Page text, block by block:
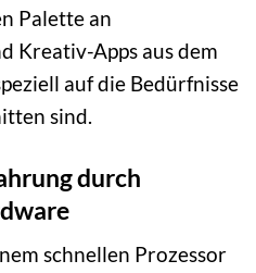
Palette an
Kreativ-Apps aus dem
auf die Bedürfnisse
sind.
durch
schnellen Prozessor